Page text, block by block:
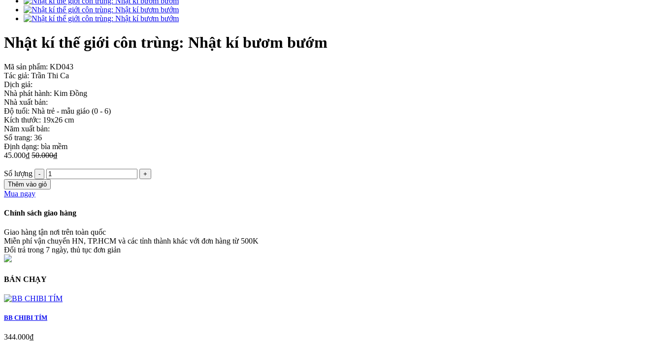
Nhật kí thế giới côn trùng: Nhật kí bươm bướm
Mã sản phẩm: KD043
Tác giả: Trần Thi Ca
Dịch giả:
Nhà phát hành: Kim Đồng
Nhà xuất bản:
Độ tuổi: Nhà trẻ - mẫu giáo (0 - 6)
Kích thước: 19x26 cm
Năm xuất bản:
Số trang: 36
Định dạng: bìa mềm
45.000₫ 50.000₫
Số lượng
Thêm vào giỏ
Mua ngay
Chính sách giao hàng
Giao hàng tận nơi trên toàn quốc
Miễn phí vận chuyển HN, TP.HCM và các tỉnh thành khác với đơn hàng từ 500K
Đổi trả trong 7 ngày, thủ tục đơn giản
BÁN CHẠY
BB CHIBI TÍM
344.000₫